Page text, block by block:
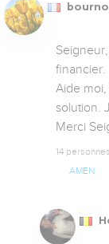
financier.
Aide
solution.
Merci
14
AMEN